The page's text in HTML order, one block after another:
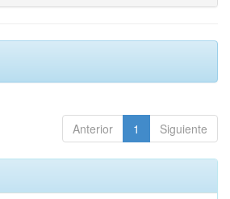
Anterior 1 Siguiente